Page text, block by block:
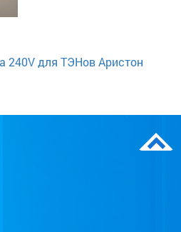
240V для ТЭНов Аристон